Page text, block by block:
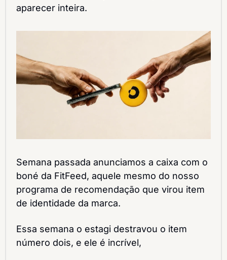
aparecer inteira.
Semana passada anunciamos a caixa com o
boné da FitFeed, aquele mesmo do nosso
programa de recomendação que virou item
de identidade da marca.
Essa semana o estagi destravou o item
número dois, e ele é incrível,